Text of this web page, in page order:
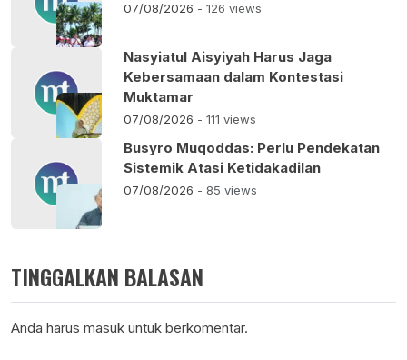
07/08/2026 - 126 views
Nasyiatul Aisyiyah Harus Jaga
Kebersamaan dalam Kontestasi
Muktamar
07/08/2026 - 111 views
Busyro Muqoddas: Perlu Pendekatan
Sistemik Atasi Ketidakadilan
07/08/2026 - 85 views
TINGGALKAN BALASAN
Anda harus masuk untuk berkomentar.